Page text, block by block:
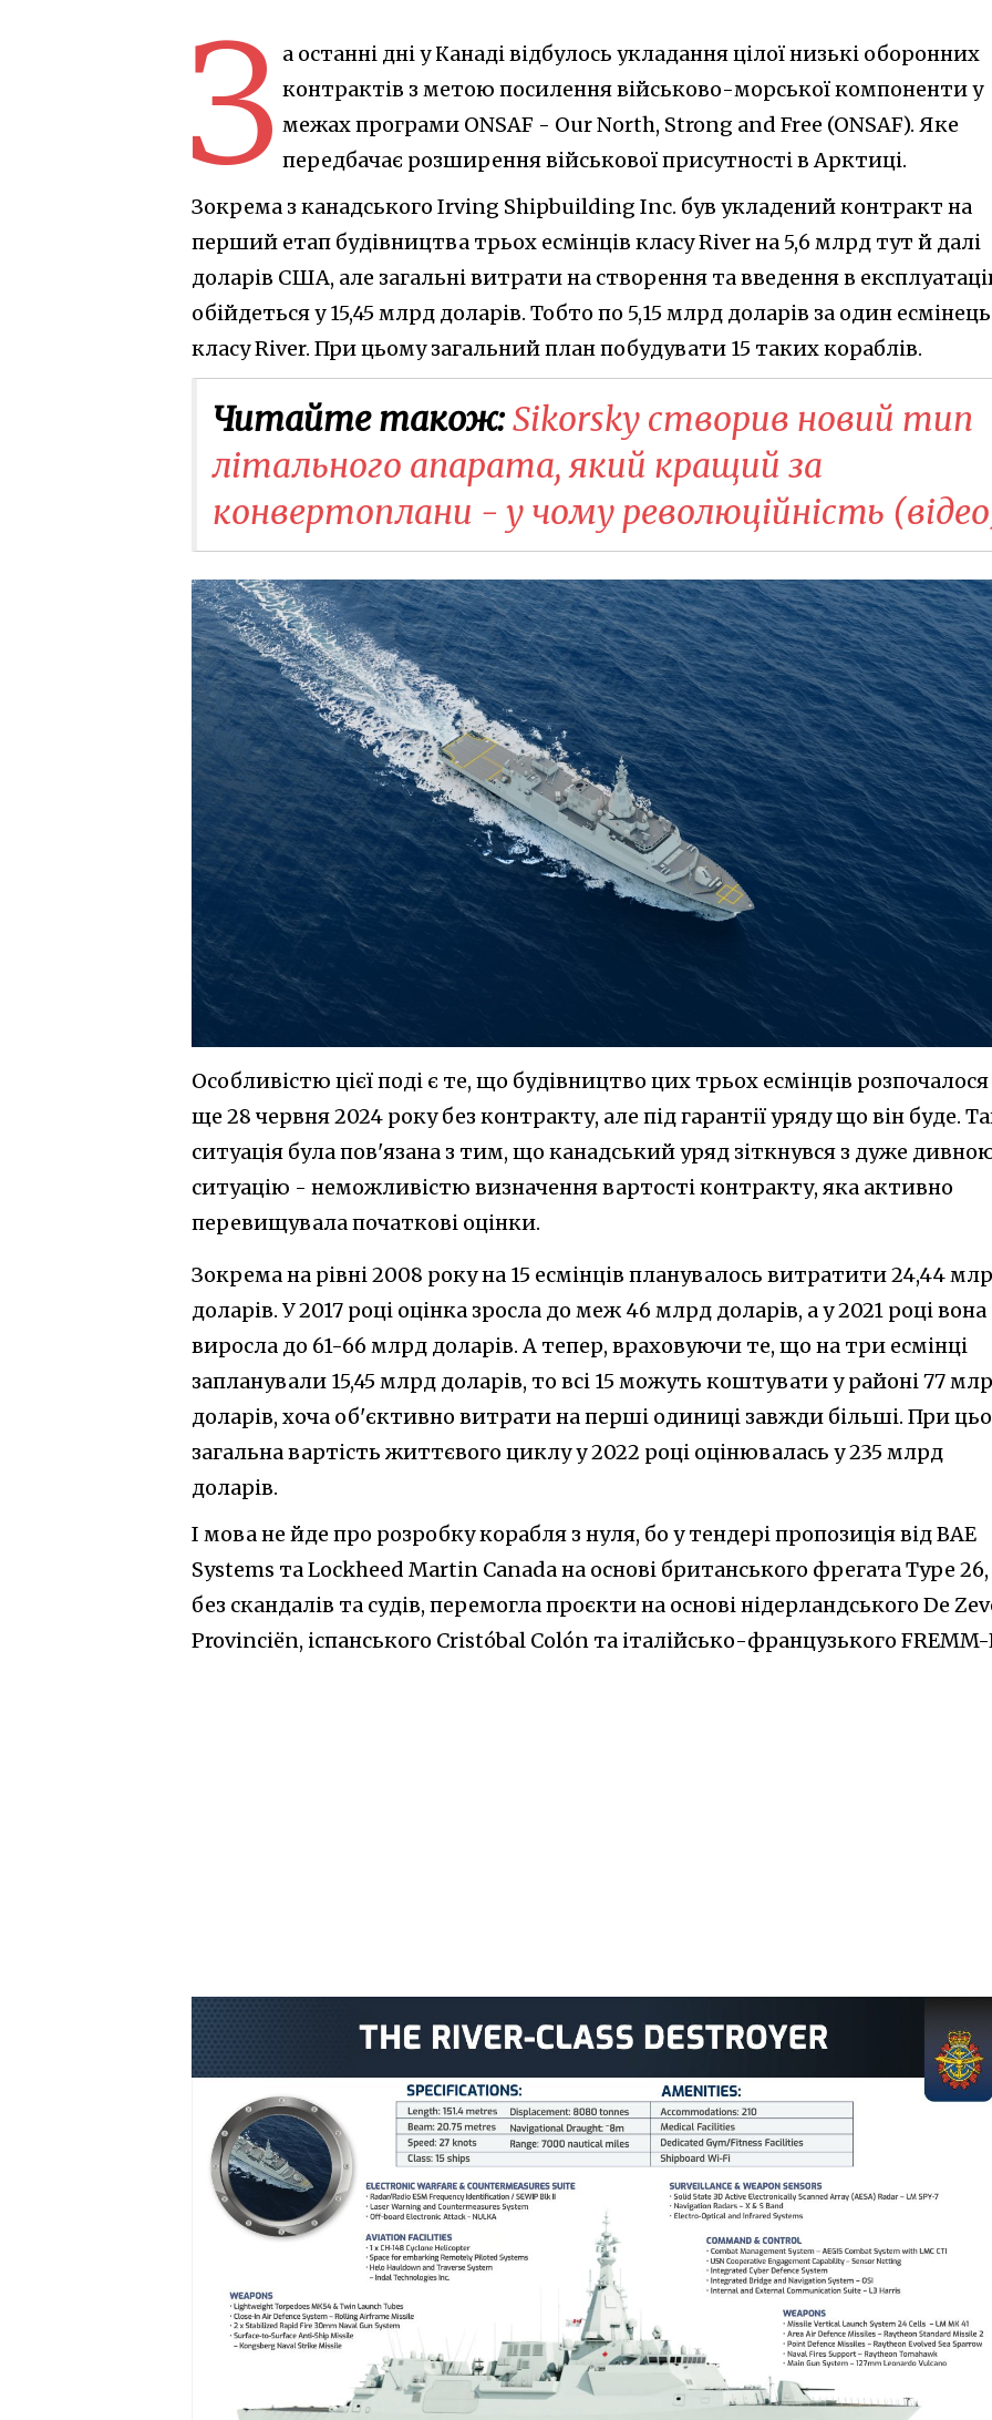
З а останні дні у Канаді відбулось укладання цілої низькі оборонних
контрактів з метою посилення військово-морської компоненти у
межах програми ONSAF - Our North, Strong and Free (ONSAF). Яке
передбачає розширення військової присутності в Арктиці.
Зокрема з канадського Irving Shipbuilding Inc. був укладений контракт на
перший етап будівництва трьох есмінців класу River на 5,6 млрд тут й далі
доларів США, але загальні витрати на створення та введення в
обійдеться у 15,45 млрд доларів. Тобто по 5,15 млрд доларів за один есмінець
класу River. При цьому загальний план побудувати 15 таких кораблів.
Читайте також:Sikorsky створив новий тип
літального апарата, який кращий за
конвертоплани - у чому революційність
Особливістю цієї поді є те, що будівництво цих трьох есмінців розпочалося
ще 28 червня 2024 року без контракту, але під гарантії уряду що він буде.
ситуація була пов'язана з тим, що канадський уряд зіткнувся з дуже
ситуацію - неможливістю визначення вартості контракту, яка активно
перевищувала початкові оцінки.
Зокрема на рівні 2008 року на 15 есмінців планувалось витратити 24,44
доларів. У 2017 році оцінка зросла до меж 46 млрд доларів, а у 2021 році вона
виросла до 61-66 млрд доларів. А тепер, враховуючи те, що на три есмінці
запланували 15,45 млрд доларів, то всі 15 можуть коштувати у районі 77
доларів, хоча об'єктивно витрати на перші одиниці завжди більші. При
загальна вартість життєвого циклу у 2022 році оцінювалась у 235 млрд
доларів.
І мова не йде про розробку корабля з нуля, бо у тендері пропозиція від BAE
Systems та Lockheed Martin Canada на основі британського фрегата Type
без скандалів та судів, перемогла проєкти на основі нідерландського De
Provinciën, іспанського Cristóbal Colón та італійсько-французького FREMM-